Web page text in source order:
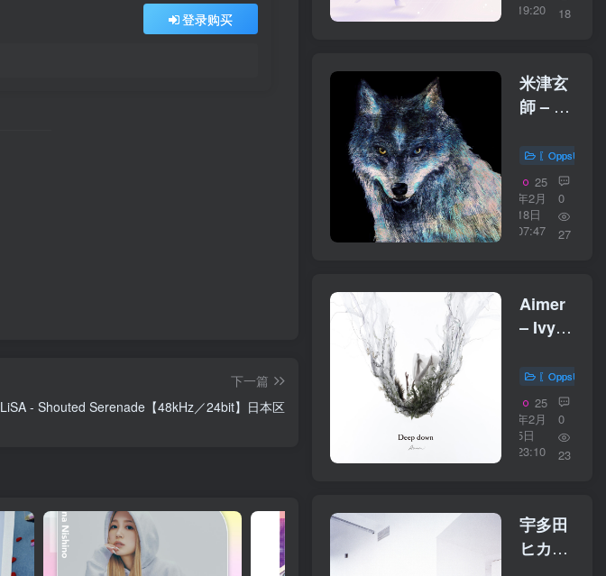
登录购买
下一篇
LiSA - Shouted Serenade【48kHz／24bit】日本区
日本区
19:20
18
米津玄
師 – 月
いた –
／
24bit】
日本区
〖OppsUplus
25
年2月
18日
07:47
0
27
Aimer
– Ivy
Ivy【
／
16bit】
日本区
〖OppsUplus
25
年2月
5日
23:10
0
23
宇多田
ヒカル